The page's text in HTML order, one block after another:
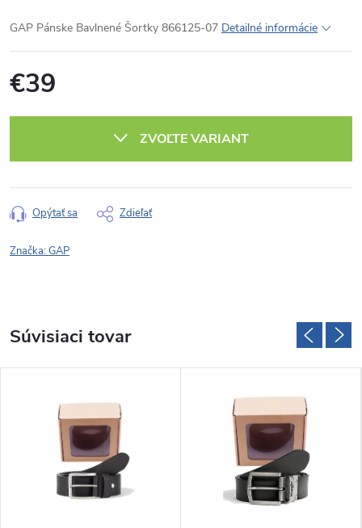
GAP Pánske Bavlnené Šortky 866125-07 Detailné informácie
€39
ZVOĽTE VARIANT
Opýtať sa Zdieľať
Značka:GAP
Súvisiaci tovar